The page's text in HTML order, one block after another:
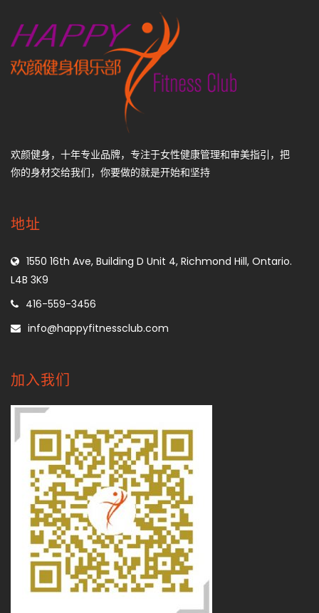
欢颜健身，十年专业品牌，专注于女性健康管理和审美指引，把
你的身材交给我们，你要做的就是开始和坚持
地址
1550 16th Ave, Building D Unit 4, Richmond Hill, Ontario.
L4B 3K9
416-559-3456
info@happyfitnessclub.com
加入我们